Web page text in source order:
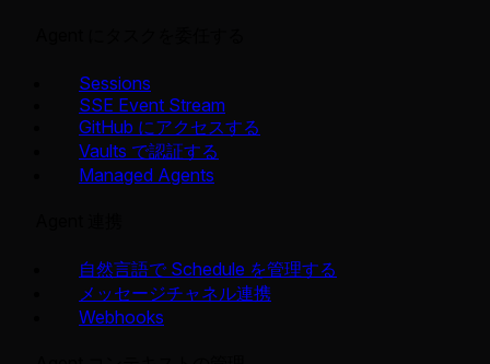
Sessions
SSE Event Stream
GitHub にアクセスする
Vaults で認証する
Managed Agents
自然言語で Schedule を管理する
メッセージチャネル連携
Webhooks